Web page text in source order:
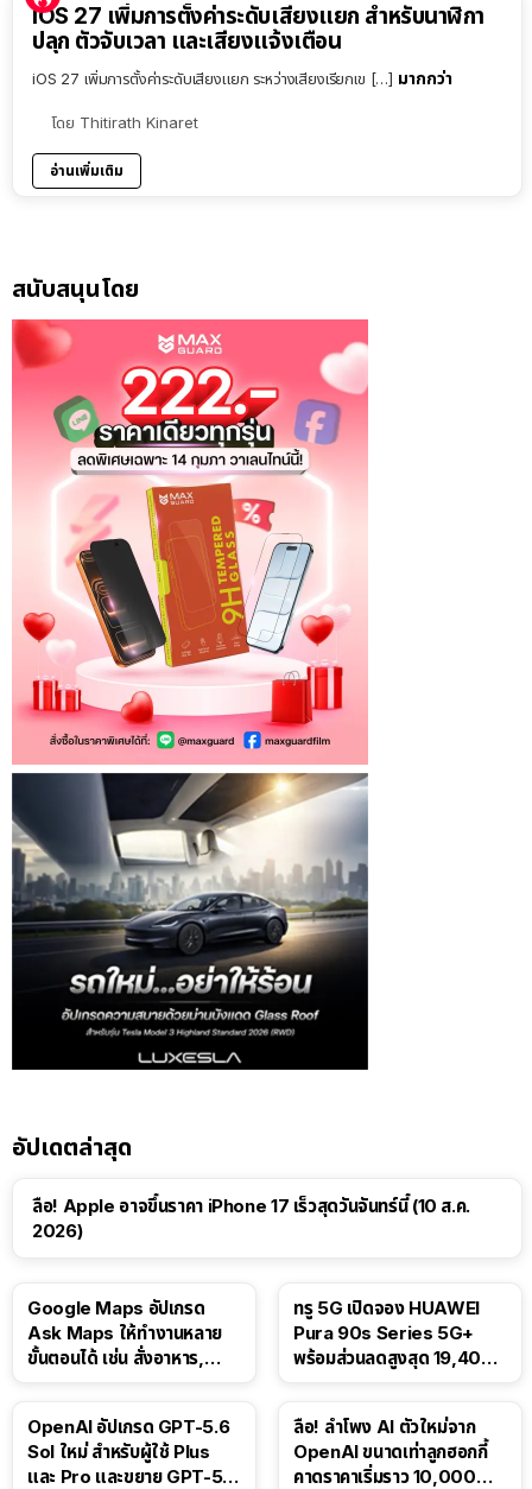
iOS 27 เพิ่มการตั้งค่าระดับเสียงแยก สำหรับนาฬิกา
ปลุก ตัวจับเวลา และเสียงแจ้งเตือน
iOS 27 เพิ่มการตั้งค่าระดับเสียงแยก ระหว่างเสียงเรียกเข […] มากกว่า
โดย Thitirath Kinaret
อ่านเพิ่มเติม
สนับสนุนโดย
อัปเดตล่าสุด
ลือ! Apple อาจขึ้นราคา iPhone 17 เร็วสุดวันจันทร์นี้ (10 ส.ค.
2026)
Google Maps อัปเกรด
Ask Maps ให้ทำงานหลาย
ขั้นตอนได้ เช่น สั่งอาหาร,
ทรู 5G เปิดจอง HUAWEI
Pura 90s Series 5G+
พร้อมส่วนลดสูงสุด 19,400
OpenAI อัปเกรด GPT-5.6
Sol ใหม่ สำหรับผู้ใช้ Plus
และ Pro และขยาย GPT-5.6
ลือ! ลำโพง AI ตัวใหม่จาก
OpenAI ขนาดเท่าลูกฮอกกี้
คาดราคาเริ่มราว 10,000